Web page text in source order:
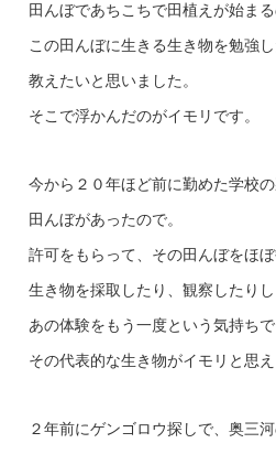
田んぼであちこちで田植えが始まる
この田んぼに生きる生き物を勉強し
教えたいと思いました。
そこで浮かんだのがイモリです。
今から２０年ほど前に勤めた学校の
田んぼがあったので。
許可をもらって、その田んぼをほぼ
生き物を採取したり、観察したりし
あの体験をもう一度という気持ちで
その代表的な生き物がイモリと思え
２年前にゲンゴロウ探しで、奥三